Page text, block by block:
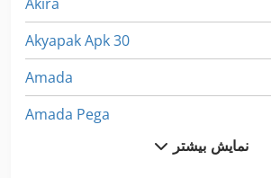
Akyapak Apk 30
Amada
Amada Pega
نمایش بیشتر